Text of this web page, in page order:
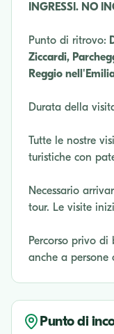
INGRESSI. NO
Punto di ritrovo:
Ziccardi,
Reggio
Durata della
Tutte le nostre
turistiche con
Necessario
tour. Le visite
Percorso privo
anche a persone
Punto di